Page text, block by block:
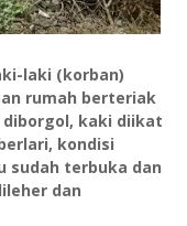
laki (korban)
rumah berteriak
kaki diikat
kondisi
terbuka dan
dan